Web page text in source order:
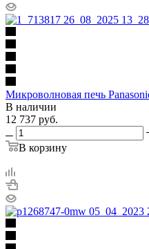
Микроволновая печь
В наличии
12 737 руб.
В корзину